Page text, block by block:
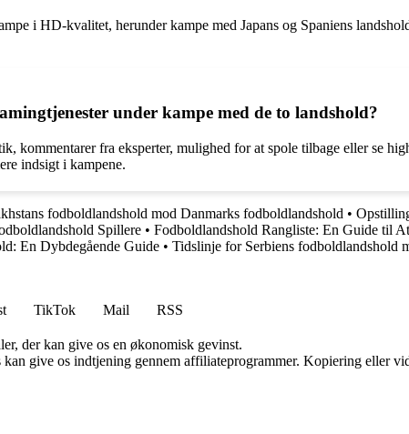
i HD-kvalitet, herunder kampe med Japans og Spaniens
under kampe med de to landshold?
kommentarer fra eksperter, mulighed for at spole tilbage eller se
indsigt i kampene.
fodboldlandshold mod Danmarks fodboldlandshold •
Spillere • Fodboldlandshold Rangliste: En Guide til
En Dybdegående Guide • Tidslinje for Serbiens fodboldlandshold
TikTok Mail
RSS
der kan give os en økonomisk gevinst.
give os indtjening gennem affiliateprogrammer. Kopiering eller